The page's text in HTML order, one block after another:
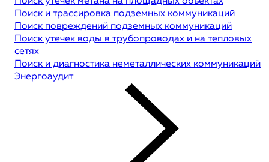
Поиск и трассировка подземных коммуникаций
Поиск повреждений подземных коммуникаций
Поиск утечек воды в трубопроводах и на тепловых
сетях
Поиск и диагностика неметаллических коммуникаций
Энергоаудит